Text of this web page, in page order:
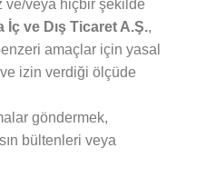
ve/veya hiçbir şekilde
İç ve Dış Ticaret A.Ş.,
amaçlar için yasal
ve izin verdiği ölçüde
göndermek,
bültenleri veya